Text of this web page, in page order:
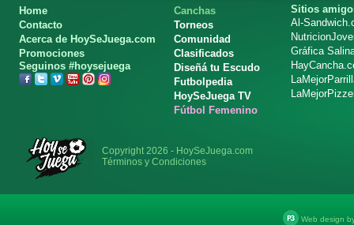
Home
Contacto
Acerca de HoySeJuega.com
Promociones
Seguinos #hoysejuega
Canchas
Torneos
Comunidad
Clasificados
Diseñá tu Escudo
Futbolpedia
HoySeJuega TV
Fútbol Femenino
Sitios
Al-
Gráfica
Copyright 2026 - HoySeJuega.com
Términos y Condiciones
Web design